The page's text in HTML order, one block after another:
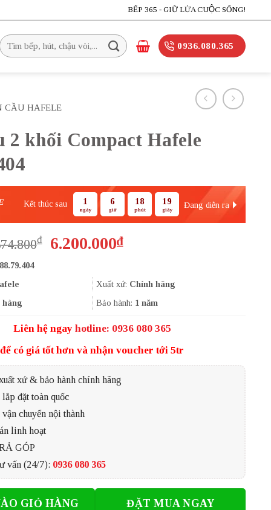
BẾP 365 - GIỮ LỬA CUỘC SỐNG!
0936.080.365
CẦU HAFELE
2 khối Compact Hafele
Kết thúc sau 1
ngày
6
giờ
18
phút
17
giây
Đang diễn ra
₫
Giá
9.574.800₫.
6.200.000₫Giá
là:
6.200.000₫.
Xuất xứ: Chính hãng
hàng
Bảo hành: 1 năm
Liên hệ ngay hotline: 0936 080 365
để có giá tốt hơn và nhận voucher tới 5tr
xứ & bảo hành chính hãng
đặt toàn quốc
chuyển nội thành
linh hoạt
GÓP
vấn (24/7): 0936 080 365
GIỎ HÀNG ĐẶT MUA NGAY